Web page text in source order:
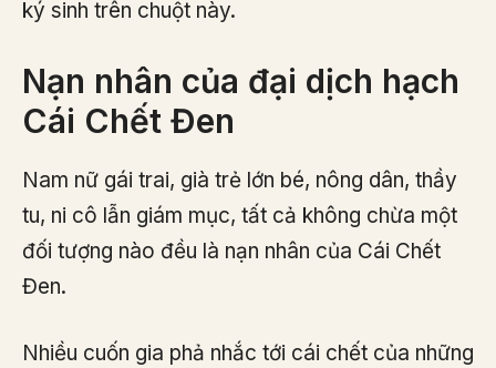
ký sinh trên chuột này.
Nạn nhân của đại dịch hạch
Cái Chết Đen
Nam nữ gái trai, già trẻ lớn bé, nông dân, thầy
tu, ni cô lẫn giám mục, tất cả không chừa một
đối tượng nào đều là nạn nhân của Cái Chết
Đen.
Nhiều cuốn gia phả nhắc tới cái chết của những